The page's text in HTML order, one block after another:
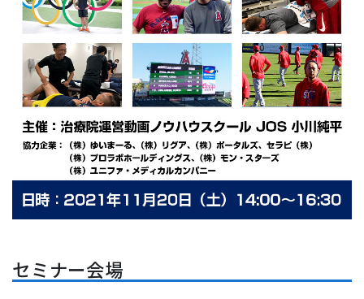
セミナー会場